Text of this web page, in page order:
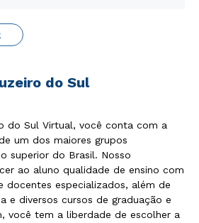
do Sul
do Sul Virtual, você conta com a
um dos maiores grupos
superior do Brasil. Nosso
ao aluno qualidade de ensino com
docentes especializados, além de
e diversos cursos de graduação e
você tem a liberdade de escolher a